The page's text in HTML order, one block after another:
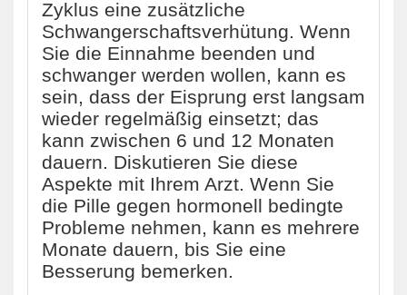
Zyklus eine zusätzliche
Schwangerschaftsverhütung. Wenn
Sie die Einnahme beenden und
schwanger werden wollen, kann es
sein, dass der Eisprung erst langsam
wieder regelmäßig einsetzt; das
kann zwischen 6 und 12 Monaten
dauern. Diskutieren Sie diese
Aspekte mit Ihrem Arzt. Wenn Sie
die Pille gegen hormonell bedingte
Probleme nehmen, kann es mehrere
Monate dauern, bis Sie eine
Besserung bemerken.